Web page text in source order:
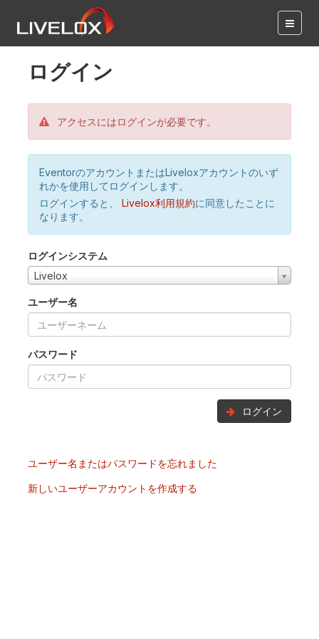
ログイン
アクセスにはログインが必要です。
EventorのアカウントまたはLiveloxアカウントのいず
れかを使用してログインします。
ログインすると、
Livelox利用規約に同意したことに
なります。
ログインシステム
Livelox
ユーザー名
パスワード
ログイン
ユーザー名またはパスワードを忘れました
新しいユーザーアカウントを作成する